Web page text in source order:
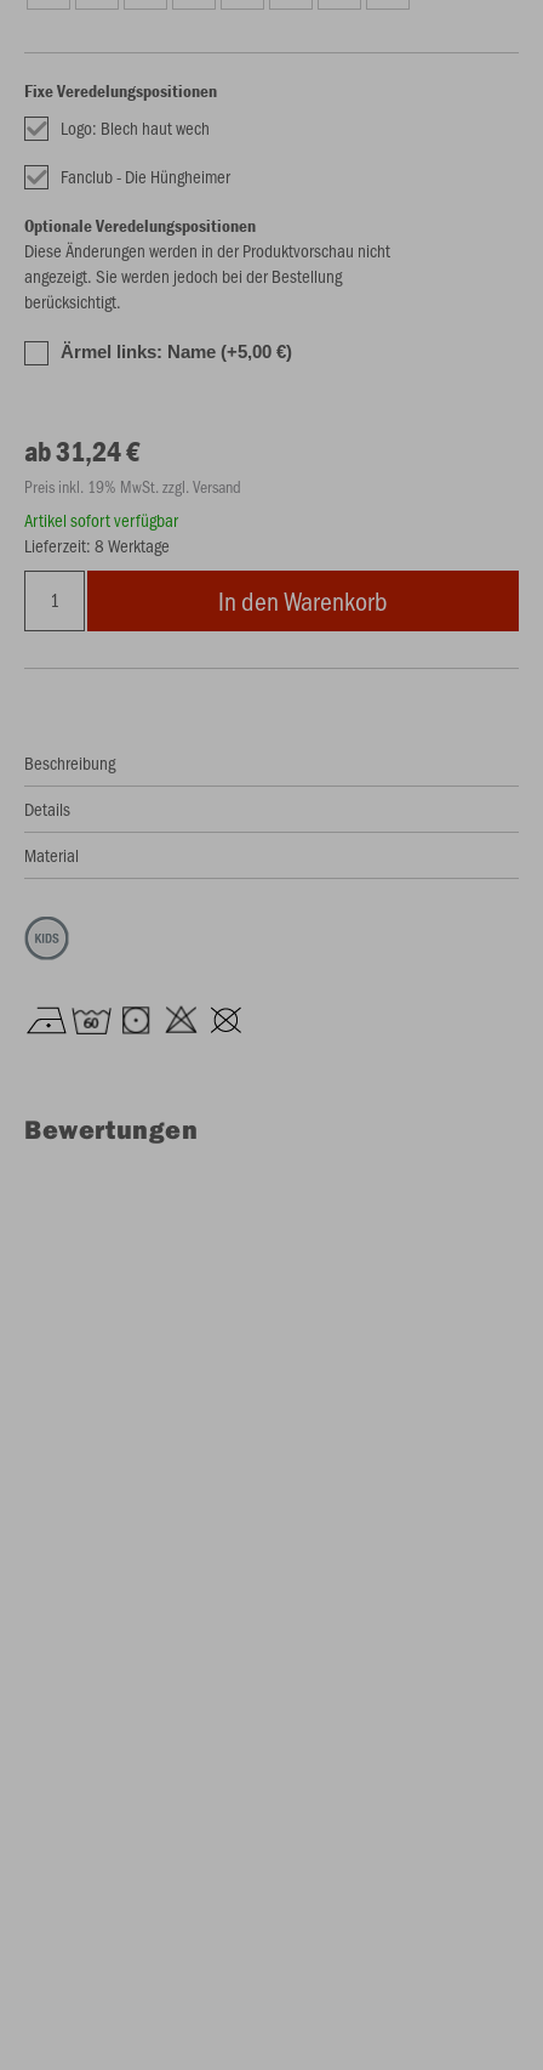
Fixe Veredelungspositionen
Logo: Blech haut wech
Fanclub - Die Hüngheimer
Optionale Veredelungspositionen
Diese Änderungen werden in der Produktvorschau nicht
angezeigt. Sie werden jedoch bei der Bestellung
berücksichtigt.
Ärmel links: Name (+5,00 €)
ab 31,24 €
Preis inkl. 19% MwSt. zzgl. Versand
Artikel sofort verfügbar
Lieferzeit: 8 Werktage
In den Warenkorb
Beschreibung
Details
Material
Bewertungen